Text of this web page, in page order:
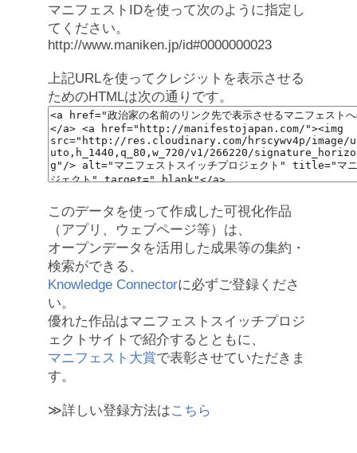
マニフェストIDを使って次のように指定し
てください。
http://www.maniken.jp/id#0000000023
上記URLを使ってクレジットを表示させる
ためのHTMLは次の通りです。
このデータを使って作成した可視化作品
（アプリ、ウェブページ等）は、
オープンデータを活用した成果等の集約・
検索ができる、
Knowledge Connectorに必ずご登録くださ
い。
優れた作品はマニフェストスイッチプロジ
ェクトサイトで紹介するとともに、
マニフェスト大賞で表彰させていただきま
す。
≫詳しい登録方法はこちら